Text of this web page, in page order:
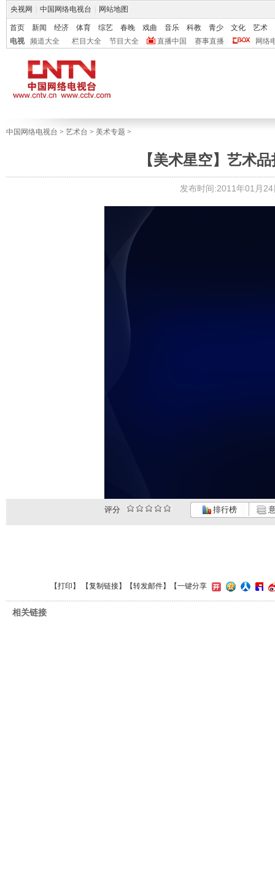
央视网 中国网络电视台 网站地图
首页 新闻 经济 体育 综艺 春晚 戏曲 音乐 科教 青少 文化
艺术
电视
频道大全 栏目大全 节目大全 直播中国 赛事直播 网络
中国网络电视台 > 艺术台 > 美术专题 >
【美术星空】艺术
发布时间:2011年01月
评分 排行榜
【打印 】 【复制链接】【转发邮件】 【一键分享
相关链接